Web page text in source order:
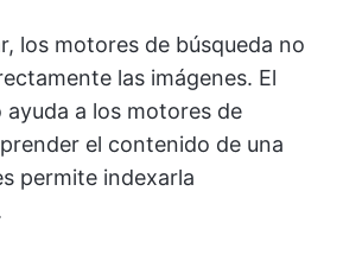
los motores de búsqueda no
las imágenes. El
a los motores de
el contenido de una
permite indexarla